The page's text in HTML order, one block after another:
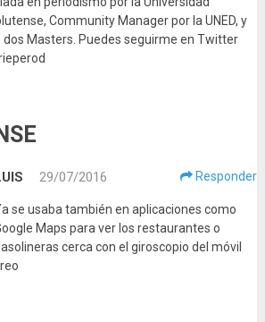
Community Manager por la UNED, y
dos Masters. Puedes seguirme en Twitter
29/07/2016 Responder
se usaba también en aplicaciones como
Maps para ver los restaurantes o
cerca con el giroscopio del móvil